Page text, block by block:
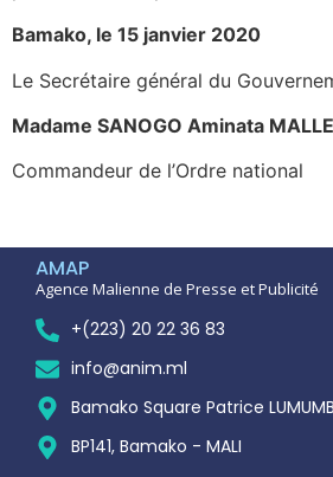
Bamako, le 15 janvier 2020
Le Secrétaire général du
Madame SANOGO Aminata MALLE
Commandeur de l’Ordre national
AMAP
Agence Malienne de Presse et Publicité
+(223) 20 22 36 83
info@anim.ml
Bamako Square Patrice
BP141, Bamako - MALI